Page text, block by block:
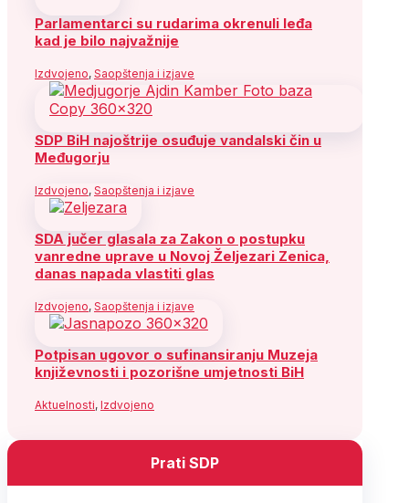
Parlamentarci su rudarima okrenuli leđa
kad je bilo najvažnije
Izdvojeno, Saopštenja i izjave
SDP BiH najoštrije osuđuje vandalski čin u
Međugorju
Izdvojeno, Saopštenja i izjave
SDA jučer glasala za Zakon o postupku
vanredne uprave u Novoj Željezari Zenica,
danas napada vlastiti glas
Izdvojeno, Saopštenja i izjave
Potpisan ugovor o sufinansiranju Muzeja
književnosti i pozorišne umjetnosti BiH
Aktuelnosti, Izdvojeno
Prati SDP